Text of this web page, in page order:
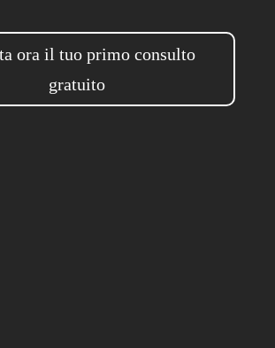
ora il tuo primo consulto
gratuito